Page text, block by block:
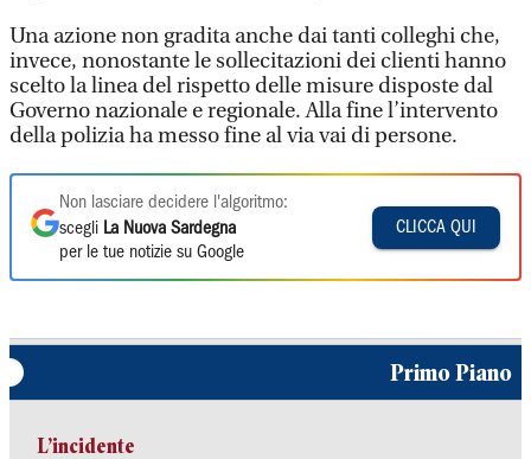
Una azione non gradita anche dai tanti colleghi che,
invece, nonostante le sollecitazioni dei clienti hanno
scelto la linea del rispetto delle misure disposte dal
Governo nazionale e regionale. Alla fine l’intervento
della polizia ha messo fine al via vai di persone.
Non lasciare decidere l'algoritmo:
scegli La Nuova Sardegna
per le tue notizie su Google
CLICCA QUI
Primo Piano
L’incidente